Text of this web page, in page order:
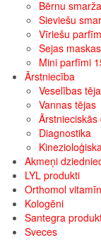
Bērnu
Sieviešu
Vīriešu
Sejas maskas
Mini parfīmi
Ārstniecība
Veselības
Vannas tējas
Ārstnieciskās
Diagnostika
Akmeņi
LYL produkti
Orthomol
Kologēni
Santegra
Sveces